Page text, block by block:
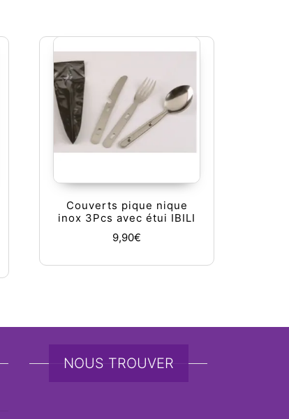
Couverts pique nique
inox 3Pcs avec étui IBILI
9,90€
NOUS TROUVER